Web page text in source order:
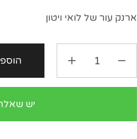
ארנק עור של לואי ויטון
יש